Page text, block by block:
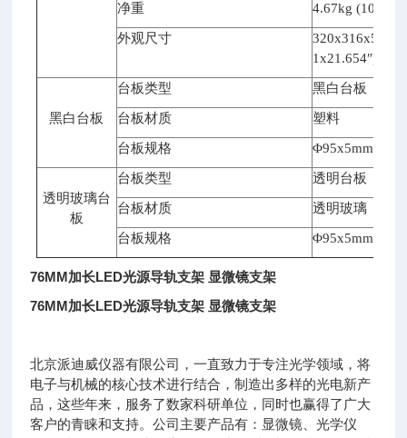
净重 4.67kg
外观尺寸
1x21.654″)
黑白台板
台板类型 黑白台板
台板材质 塑料
台板规格 Φ95x5mm
透明玻璃台
板
台板类型 透明台板
台板材质 透明玻璃
台板规格 Φ95x5mm
76MM加长LED光源导轨支架 显微镜支架
76MM加长LED光源导轨支架 显微镜支架
北京派迪威仪器有限公司，一直致力于专注光学领域，将
电子与机械的核心技术进行结合，制造出多样的光电新产
品，这些年来，服务了数家科研单位，同时也赢得了广大
客户的青睐和支持。公司主要产品有：显微镜、光学仪